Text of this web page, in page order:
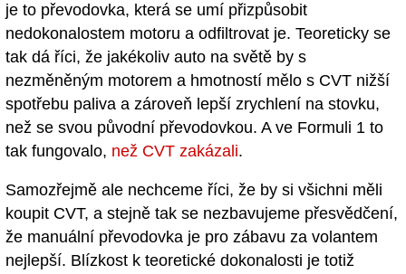
je to převodovka, která se umí přizpůsobit
nedokonalostem motoru a odfiltrovat je. Teoreticky se
tak dá říci, že jakékoliv auto na světě by s
nezměněným motorem a hmotností mělo s CVT nižší
spotřebu paliva a zároveň lepší zrychlení na stovku,
než se svou původní převodovkou. A ve Formuli 1 to
tak fungovalo, než CVT zakázali.
Samozřejmě ale nechceme říci, že by si všichni měli
koupit CVT, a stejně tak se nezbavujeme přesvědčení,
že manuální převodovka je pro zábavu za volantem
nejlepší. Blízkost k teoretické dokonalosti je totiž